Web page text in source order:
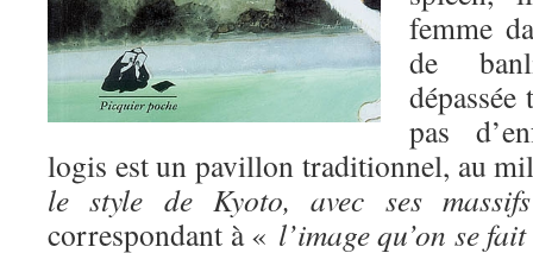
femme
de
pas
logis est un pavillon traditionnel, au
le style de Kyoto, avec ses
correspondant à « l’image qu’on se